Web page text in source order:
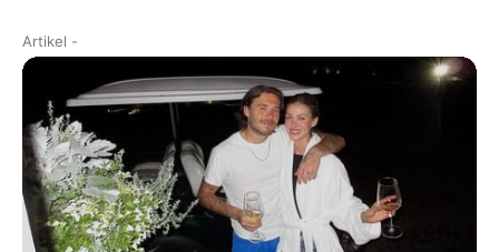
Artikel -